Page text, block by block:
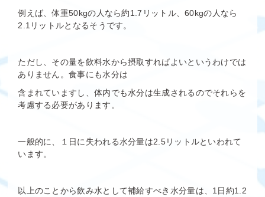
例えば、体重50kgの人なら約1.7リットル、60kgの人なら
2.1リットルとなるそうです。
ただし、その量を飲料水から摂取すればよいというわけでは
ありません。食事にも水分は
含まれていますし、体内でも水分は生成されるのでそれらを
考慮する必要があります。
一般的に、１日に失われる水分量は2.5リットルといわれて
います。
以上のことから飲み水として補給すべき水分量は、1日約1.2